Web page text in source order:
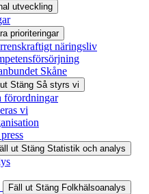
utveckling
prioriteringar
näringsliv
Skåne
Stäng Så styrs vi
förordningar
vi
ut Stäng Statistik och analys
Fäll ut Stäng Folkhälsoanalys